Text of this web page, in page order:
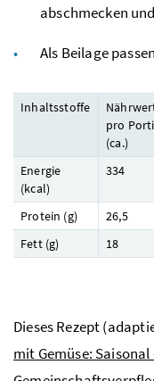
abschmecken
Als Beilage
Inhaltsstoffe
pro
(ca.)
Energie
(kcal)
334
Protein (g) 26,5
Fett (g) 18
Dieses Rezept
mit Gemüse: